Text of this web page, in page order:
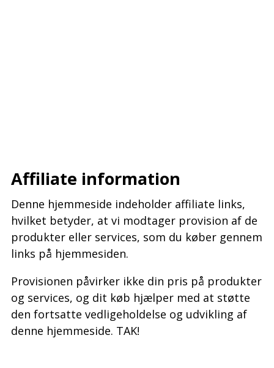
Affiliate information
Denne hjemmeside indeholder affiliate links,
hvilket betyder, at vi modtager provision af de
produkter eller services, som du køber gennem
links på hjemmesiden.
Provisionen påvirker ikke din pris på produkter
og services, og dit køb hjælper med at støtte
den fortsatte vedligeholdelse og udvikling af
denne hjemmeside. TAK!